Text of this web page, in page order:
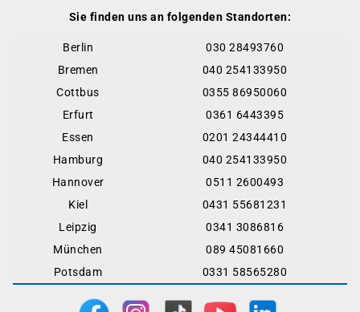
Sie finden uns an folgenden Standorten:
Berlin
030 28493760
Bremen
040 254133950
Cottbus
0355 86950060
Erfurt
0361 6443395
Essen
0201 24344410
Hamburg
040 254133950
Hannover
0511 2600493
Kiel
0431 55681231
Leipzig
0341 3086816
München
089 45081660
Potsdam
0331 58565280